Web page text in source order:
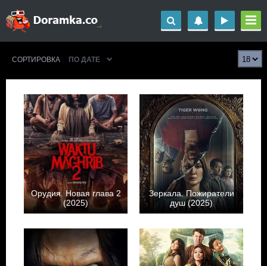
СОРТИРОВКА ПО ДАТЕ
Орудия. Новая глава 2
(2025)
Зеркала. Пожиратели
душ (2025)